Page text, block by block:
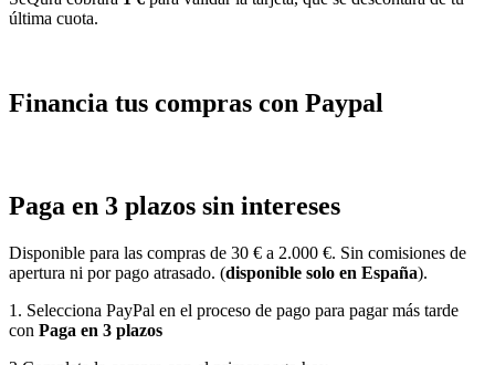
última cuota.
Financia tus compras con Paypal
Paga en 3 plazos sin intereses
Disponible para las compras de 30 € a 2.000 €. Sin comisiones de
apertura ni por pago atrasado. (disponible solo en España).
1. Selecciona PayPal en el proceso de pago para pagar más tarde
con Paga en 3 plazos